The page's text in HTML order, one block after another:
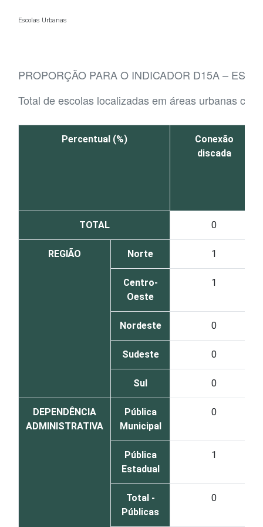
Escolas Urbanas
PROPORÇÃO PARA O INDICADOR D15A –
Total de escolas localizadas em áreas urbanas
Percentual (%)
Conexão
discada
TOTAL 0
REGIÃO Norte 1
Centro-
Oeste
1
Nordeste 0
Sudeste 0
Sul 0
DEPENDÊNCIA
ADMINISTRATIVA
Pública
Municipal
0
Pública
Estadual
1
Total -
Públicas
0